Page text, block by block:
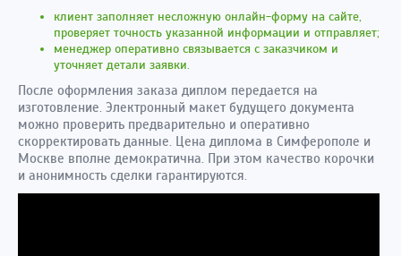
клиент заполняет несложную онлайн-форму на сайте,
проверяет точность указанной информации и отправляет;
менеджер оперативно связывается с заказчиком и
уточняет детали заявки.
После оформления заказа диплом передается на
изготовление. Электронный макет будущего документа
можно проверить предварительно и оперативно
скорректировать данные. Цена диплома в Симферополе и
Москве вполне демократична. При этом качество корочки
и анонимность сделки гарантируются.